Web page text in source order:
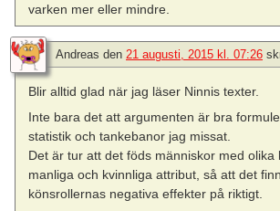
varken mer eller mindre.
Andreas den 21 augusti, 2015 kl. 07:26
Blir alltid glad när jag läser Ninnis texter.
Inte bara det att argumenten är bra
statistik och tankebanor jag missat.
Det är tur att det föds människor med olika
manliga och kvinnliga attribut, så att det
könsrollernas negativa effekter på riktigt.